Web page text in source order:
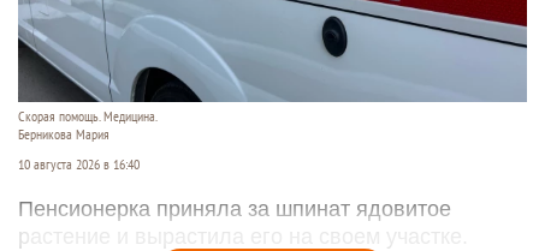
Скорая помощь. Медицина.
Берникова Мария
10 августа 2026 в 16:40
Пенсионерка приняла за шпинат ядовитое
растение и вырастила его на своем участке.